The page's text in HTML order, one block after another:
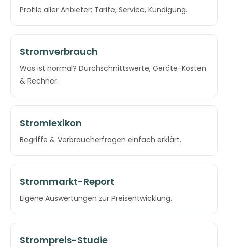
Profile aller Anbieter: Tarife, Service, Kündigung.
Stromverbrauch
Was ist normal? Durchschnittswerte, Geräte-Kosten
& Rechner.
Stromlexikon
Begriffe & Verbraucherfragen einfach erklärt.
Strommarkt-Report
Eigene Auswertungen zur Preisentwicklung.
Strompreis-Studie